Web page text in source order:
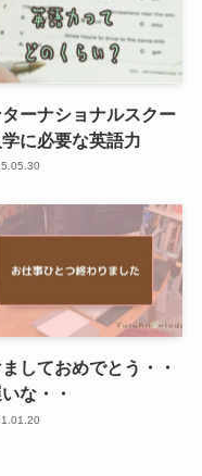
ーナショナルスクー
に必要な英語力
しておめでとう・・
な・・